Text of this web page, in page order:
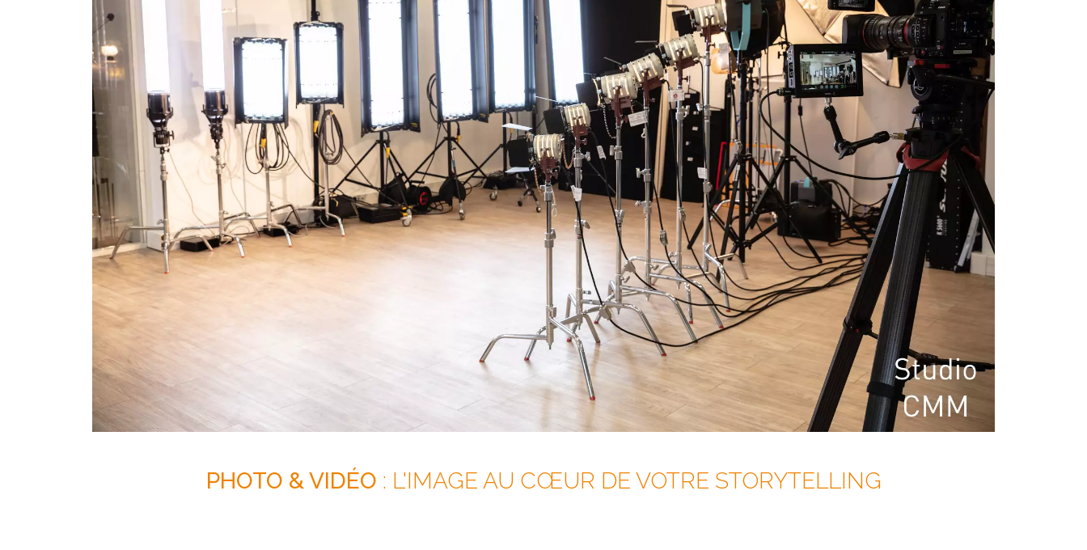
PHOTO & VIDÉO : L'IMAGE AU CŒUR DE VOTRE STORYTELLING